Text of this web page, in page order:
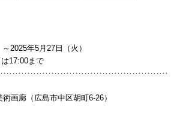
2025年5月27日（火）
17:00まで
画廊（広島市中区胡町6-26）